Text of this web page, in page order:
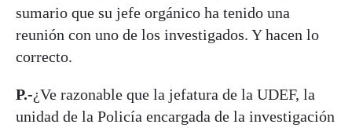
sumario que su jefe orgánico ha tenido una
reunión con uno de los investigados. Y hacen lo
correcto.
P.-¿Ve razonable que la jefatura de la UDEF, la
unidad de la Policía encargada de la investigación